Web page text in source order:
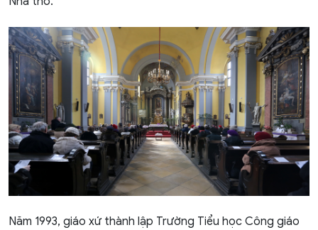
Năm 1993, giáo xứ thành lập Trường Tiểu học Công giáo